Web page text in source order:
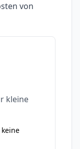
von
kleine